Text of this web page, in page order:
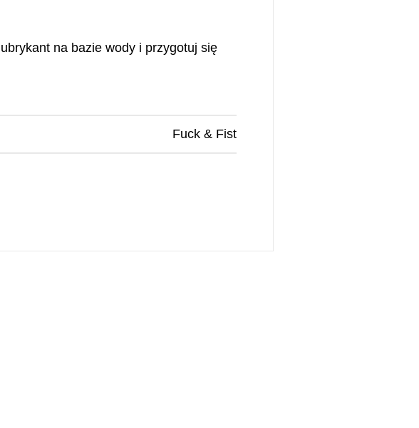
na bazie wody i przygotuj się
Fuck & Fist